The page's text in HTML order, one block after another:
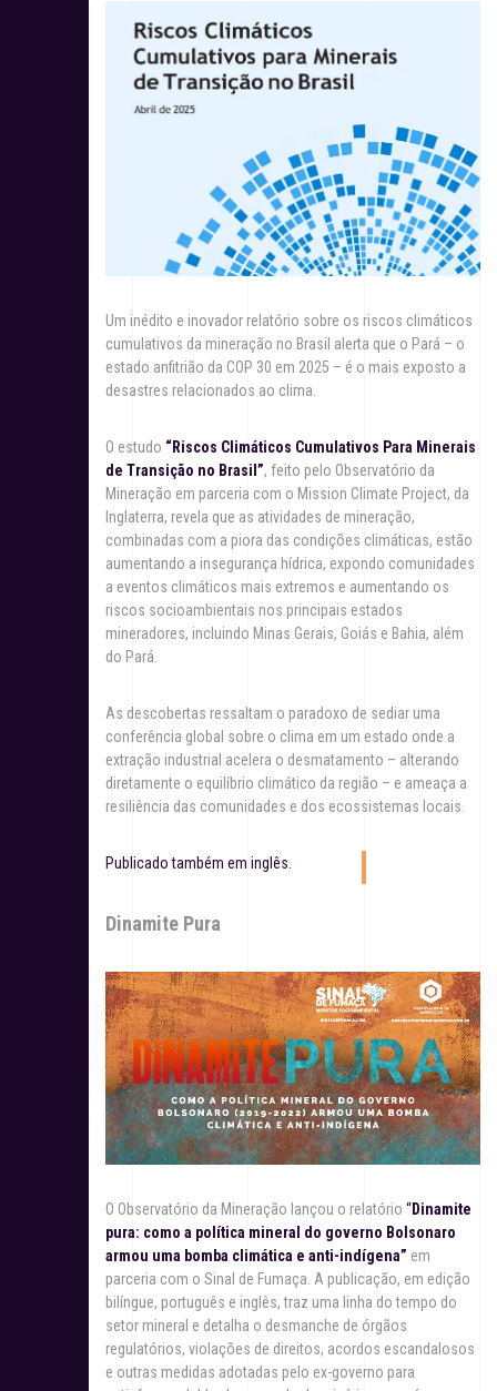
Um inédito e inovador relatório sobre os riscos climáticos
cumulativos da mineração no Brasil alerta que o Pará – o
estado anfitrião da COP 30 em 2025 – é o mais exposto a
desastres relacionados ao clima.
O estudo “Riscos Climáticos Cumulativos Para Minerais
de Transição no Brasil”, feito pelo Observatório da
Mineração em parceria com o Mission Climate Project, da
Inglaterra, revela que as atividades de mineração,
combinadas com a piora das condições climáticas, estão
aumentando a insegurança hídrica, expondo comunidades
a eventos climáticos mais extremos e aumentando os
riscos socioambientais nos principais estados
mineradores, incluindo Minas Gerais, Goiás e Bahia, além
do Pará.
As descobertas ressaltam o paradoxo de sediar uma
conferência global sobre o clima em um estado onde a
extração industrial acelera o desmatamento – alterando
diretamente o equilíbrio climático da região – e ameaça a
resiliência das comunidades e dos ecossistemas locais.
Publicado também em inglês.
Dinamite Pura
O Observatório da Mineração lançou o relatório “Dinamite
pura: como a política mineral do governo Bolsonaro
armou uma bomba climática e anti-indígena” em
parceria com o Sinal de Fumaça. A publicação, em edição
bilíngue, português e inglês, traz uma linha do tempo do
setor mineral e detalha o desmanche de órgãos
regulatórios, violações de direitos, acordos escandalosos
e outras medidas adotadas pelo ex-governo para